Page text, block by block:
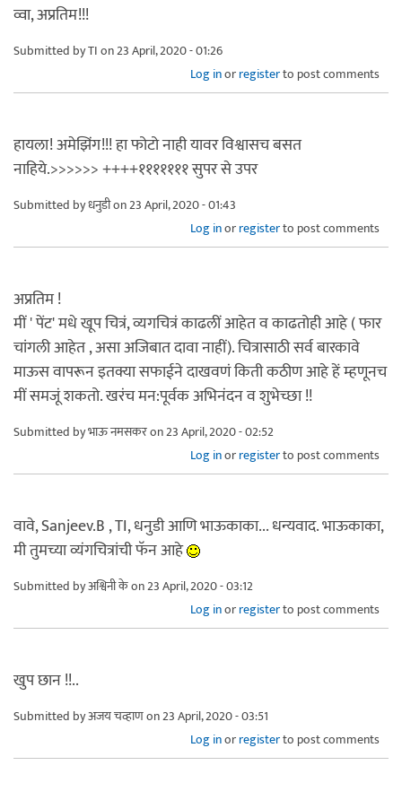
व्वा, अप्रतिम!!!
Submitted byTIon 23 April, 2020 - 01:26
Log inorregisterto post comments
हायला! अमेझिंग!!! हा फोटो नाही यावर विश्वासच बसत
नाहिये.>>>>>> ++++१११११११ सुपर से उपर
Submitted byधनुडीon 23 April, 2020 - 01:43
Log inorregisterto post comments
अप्रतिम !
मीं ' पेंट' मधे खूप चित्रं, व्यगचित्रं काढलीं आहेत व काढतोही आहे ( फार
चांगली आहेत , असा अजिबात दावा नाहीं). चित्रासाठी सर्व बारकावे
माऊस वापरून इतक्या सफाईने दाखवणं किती कठीण आहे हें म्हणूनच
मीं समजूं शकतो. खरंच मन:पूर्वक अभिनंदन व शुभेच्छा !!
Submitted byभाऊ नमसकरon 23 April, 2020 - 02:52
Log inorregisterto post comments
वावे, Sanjeev.B , TI, धनुडी आणि भाऊकाका... धन्यवाद. भाऊकाका,
मी तुमच्या व्यंगचित्रांची फॅन आहे
Submitted byअश्विनी केon 23 April, 2020 - 03:12
Log inorregisterto post comments
खुप छान !!..
Submitted byअजय चव्हाणon 23 April, 2020 - 03:51
Log inorregisterto post comments